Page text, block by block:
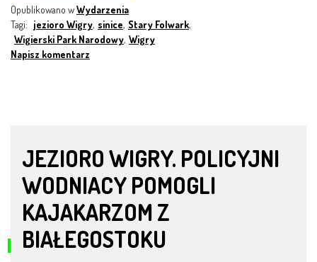
Opublikowano wWydarzenia
Tagi: jezioro Wigry, sinice, Stary Folwark,
Wigierski Park Narodowy, Wigry
Napisz komentarz
JEZIORO WIGRY. POLICYJNI
WODNIACY POMOGLI
KAJAKARZOM Z
BIAŁEGOSTOKU